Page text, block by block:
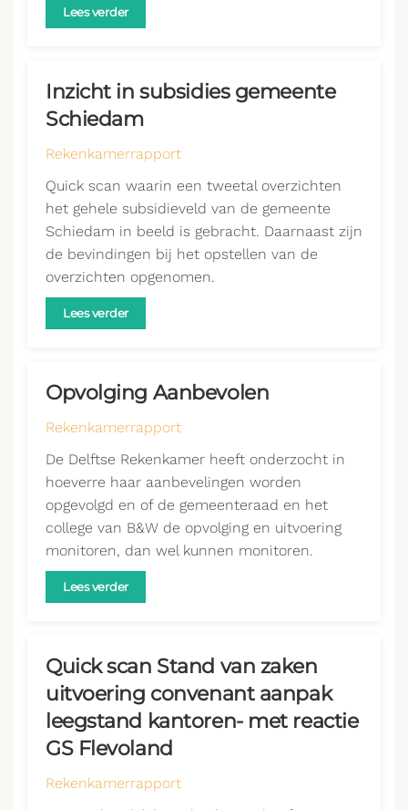
Lees verder
Inzicht in subsidies gemeente
Schiedam
Rekenkamerrapport
Quick scan waarin een tweetal overzichten
het gehele subsidieveld van de gemeente
Schiedam in beeld is gebracht. Daarnaast zijn
de bevindingen bij het opstellen van de
overzichten opgenomen.
Lees verder
Opvolging Aanbevolen
Rekenkamerrapport
De Delftse Rekenkamer heeft onderzocht in
hoeverre haar aanbevelingen worden
opgevolgd en of de gemeenteraad en het
college van B&W de opvolging en uitvoering
monitoren, dan wel kunnen monitoren.
Lees verder
Quick scan Stand van zaken
uitvoering convenant aanpak
leegstand kantoren- met reactie
GS Flevoland
Rekenkamerrapport